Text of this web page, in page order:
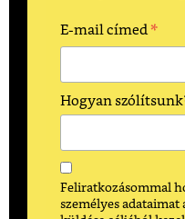
E-mail címed *
Hogyan
Feliratkozásommal
személyes